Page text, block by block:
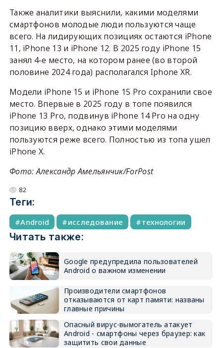
Также аналитики выяснили, какими моделями
смартфонов молодые люди пользуются чаще
всего. На лидирующих позициях остаются iPhone
11, iPhone 13 и iPhone 12. В 2025 году iPhone 15
занял 4-е место, на котором ранее (во второй
половине 2024 года) располагался Iphone XR.
Модели iPhone 15 и iPhone 15 Pro сохранили свое
место. Впервые в 2025 году в топе появился
iPhone 13 Pro, подвинув iPhone 14 Pro на одну
позицию вверх, однако этими моделями
пользуются реже всего. Полностью из топа ушел
iPhone X.
Фото: Александр Амельянчик/ForPost
82
Теги:
Android исследование технологии
Читать также:
Google предупредила пользователей
Android о важном изменении
Производители смартфонов
отказываются от карт памяти: названы
главные причины
Опасный вирус-вымогатель атакует
Android - смартфоны через браузер: как
защитить свои данные